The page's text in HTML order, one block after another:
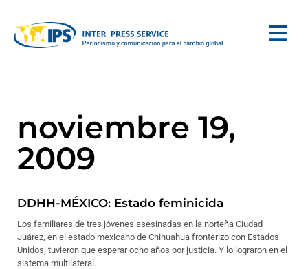
noviembre 19,
2009
DDHH-MÉXICO: Estado feminicida
Los familiares de tres jóvenes asesinadas en la norteña Ciudad
Juárez, en el estado mexicano de Chihuahua fronterizo con Estados
Unidos, tuvieron que esperar ocho años por justicia. Y lo lograron en el
sistema multilateral.